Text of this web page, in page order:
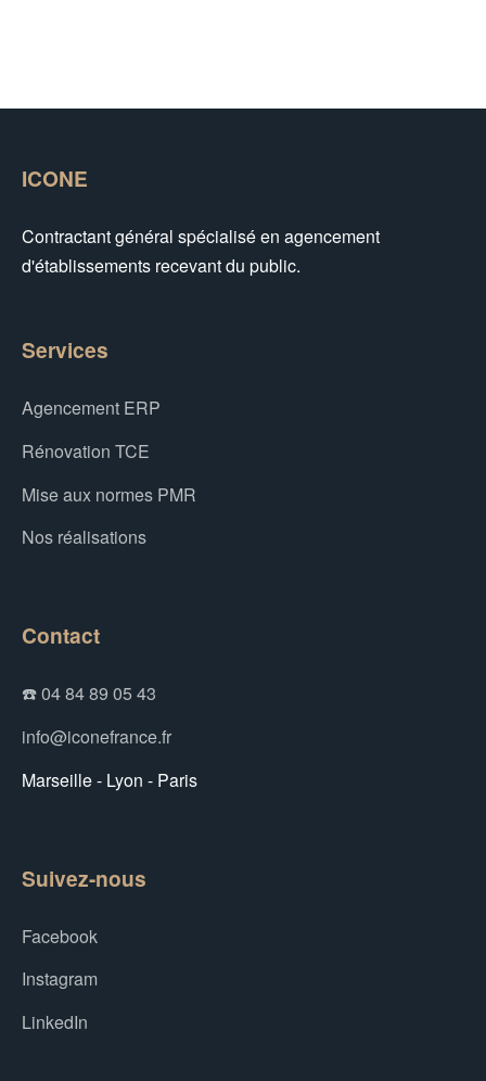
ICONE
Contractant général spécialisé en agencement
d'établissements recevant du public.
Services
Agencement ERP
Rénovation TCE
Mise aux normes PMR
Nos réalisations
Contact
☎️ 04 84 89 05 43
info@iconefrance.fr
Marseille - Lyon - Paris
Suivez-nous
Facebook
Instagram
LinkedIn